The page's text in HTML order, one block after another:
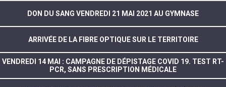
DON DU SANG VENDREDI 21 MAI 2021 AU GYMNASE
ARRIVÉE DE LA FIBRE OPTIQUE SUR LE TERRITOIRE
VENDREDI 14 MAI : CAMPAGNE DE DÉPISTAGE COVID 19. TEST RT-
PCR, SANS PRESCRIPTION MÉDICALE